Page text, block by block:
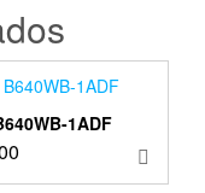
1ADF